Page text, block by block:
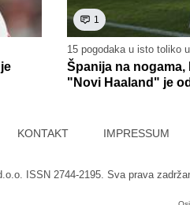
1
15 pogodaka u isto toliko
Španija na
"Novi Haaland" je
KONTAKT IMPRESSUM
ISSN 2744-2195. Sva prava